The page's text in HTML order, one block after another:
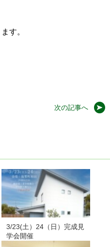
す。
次の記事へ
3/23(土）24（日）完成見
学会開催